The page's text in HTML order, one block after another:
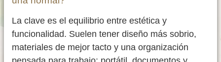
La clave es el equilibrio entre estética y
funcionalidad. Suelen tener diseño más sobrio,
materiales de mejor tacto y una organización